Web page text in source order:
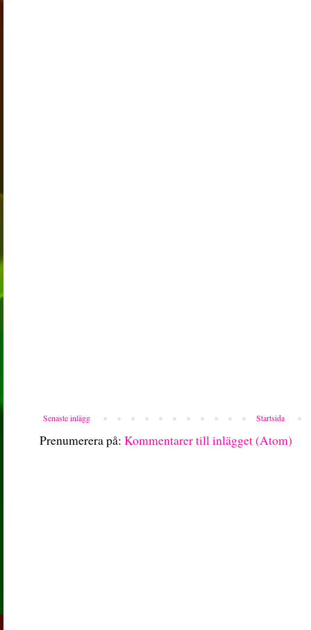
Senaste inlägg Startsida
Prenumerera på: Kommentarer till inlägget (Atom)